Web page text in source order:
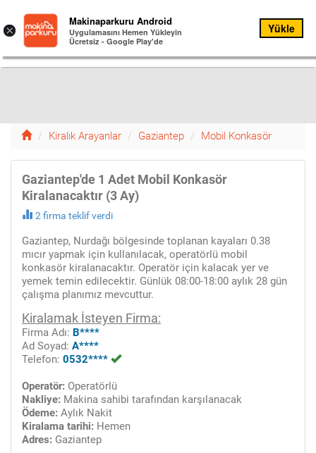
Menu
Kiralık Arayanlar Gaziantep Mobil Konkasör
Gaziantep'de 1 Adet Mobil Konkasör
Kiralanacaktır (3 Ay)
2 firma teklif verdi
Gaziantep, Nurdağı bölgesinde toplanan kayaları 0.38
mıcır yapmak için kullanılacak, operatörlü mobil
konkasör kiralanacaktır. Operatör için kalacak yer ve
yemek temin edilecektir. Günlük 08:00-18:00 aylık 28 gün
çalışma planımız mevcuttur.
Kiralamak İsteyen Firma:
Firma Adı: B****
Ad Soyad: A****
Telefon: 0532****
Operatör: Operatörlü
Nakliye: Makina sahibi tarafından karşılanacak
Ödeme: Aylık Nakit
Kiralama tarihi: Hemen
Adres: Gaziantep
×
Makinaparkuru Android
Uygulamasını Hemen Yükleyin
Ücretsiz - Google Play'de
Yükle